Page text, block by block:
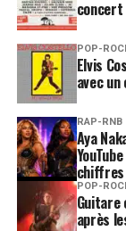
concert
POP-
Elvis
avec
RAP-RNB
Aya
chiffres
POP-
Guitare
après